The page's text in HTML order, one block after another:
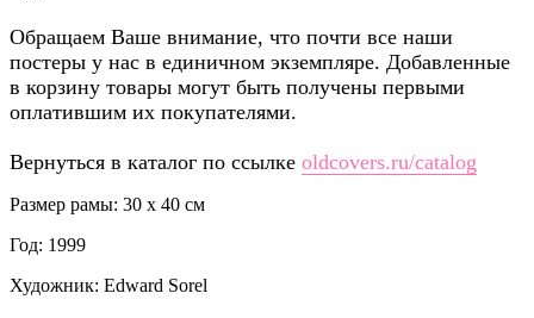
Обращаем Ваше внимание, что почти все наши
постеры у нас в единичном экземпляре. Добавленные
в корзину товары могут быть получены первыми
оплатившим их покупателями.
Вернуться в каталог по ссылке oldcovers.ru/catalog
Размер рамы: 30 x 40 см
Год: 1999
Художник: Edward Sorel